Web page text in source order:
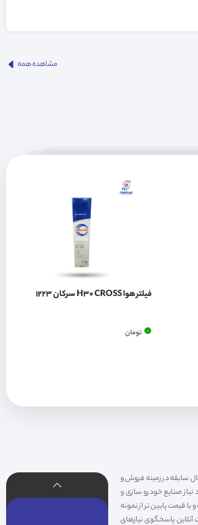
مشاهده همه
فیلتر هوا H30 CROSS سرکان 1223
0 تومان
و توزیع کننده انواع فیلتر خودروهای سواری،سنگین،راهسازی و دستگاه های صنعتی و فیلتر های خاص با 20 سال سابقه در زمینه فروش و
نیاز صنایع خودرو سازی و
قیمت پایین تر از نمونه
آنلاین پاسخگوی نیازهای